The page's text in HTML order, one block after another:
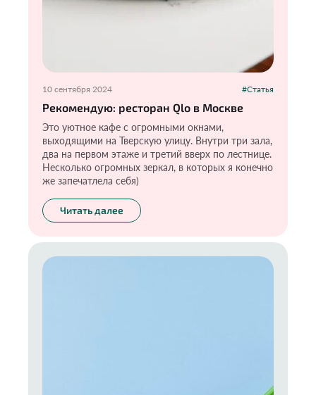
10 сентября 2024 #Статья
Рекомендую: ресторан Qlo в Москве
Это уютное кафе с огромными окнами,
выходящими на Тверскую улицу. Внутри три зала,
два на первом этаже и третий вверх по лестнице.
Несколько огромных зеркал, в которых я конечно
же запечатлела себя)
Читать далее